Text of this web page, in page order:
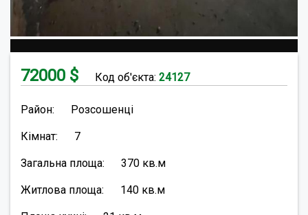
72000 $ Код об'єкта: 24127
Район: Розсошенці
Кімнат: 7
Загальна площа: 370 кв.м
Житлова площа: 140 кв.м